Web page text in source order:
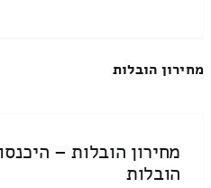
מחירון הובלות
מחירון הובלות –
הובלות